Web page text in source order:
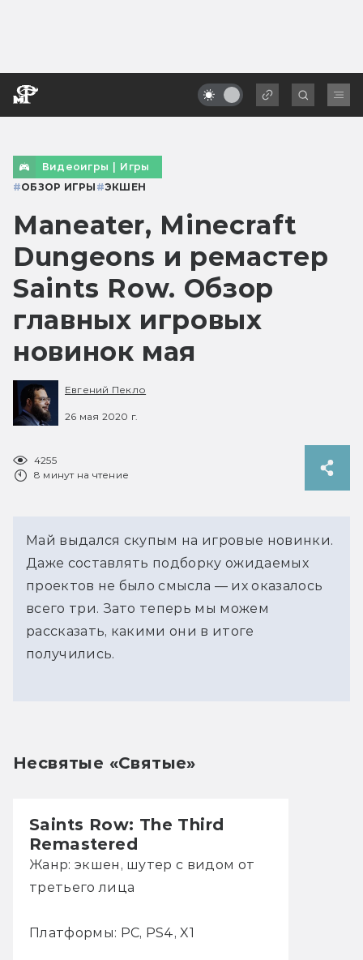
Видеоигры | Игры
#ОБЗОР ИГРЫ #ЭКШЕН
Maneater, Minecraft
Dungeons и ремастер
Saints Row. Обзор
главных игровых
новинок мая
Евгений Пекло
26 мая 2020 г.
4255
8 минут на чтение
Май выдался скупым на игровые новинки.
Даже составлять подборку ожидаемых
проектов не было смысла — их оказалось
всего три. Зато теперь мы можем
рассказать, какими они в итоге
получились.
Несвятые «Святые»
Saints Row: The Third
Remastered
Жанр: экшен, шутер с видом от
третьего лица
Платформы: PC, PS4, X1